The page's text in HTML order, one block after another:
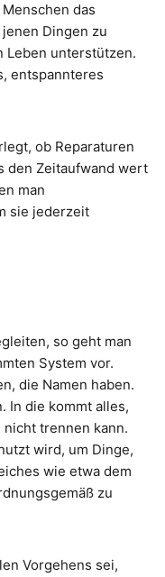
das
Dingen zu
Leben unterstützen.
entspannteres
ob Reparaturen
den Zeitaufwand wert
man
sie jederzeit
so geht man
System vor.
die Namen haben.
In die kommt alles,
trennen kann.
wird, um Dinge,
wie etwa dem
zu
Vorgehens sei,